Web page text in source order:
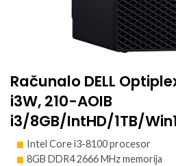
Računalo DELL
i3W, 210-AOIB
i3/8GB/IntHD/1TB/
Intel Core i3-8100 procesor
8GB DDR4 2666 MHz memorija